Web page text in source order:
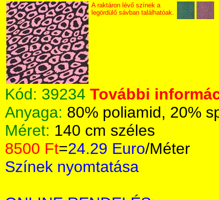
A raktáron lévő színek a
legördülő sávban találhatóak.
Kód: 39234 További
Anyaga: 80% poliamid, 20%
Méret: 140 cm széles
8500 Ft=24.29 Euro/Méter
Színek nyomtatása